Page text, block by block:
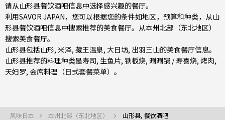
请从山形县餐饮酒吧信息中选择感兴趣的餐厅。
利用SAVOR JAPAN，您可以根据您的条件如地区，预算和种类，从山
形县餐饮酒吧信息中搜索推荐的美食餐厅。从本州北部（东北地区）
搜索美食餐厅。
山形县包括山形, 米泽, 藏王温泉, 大日坊, 出羽三山的美食餐厅信息。
山形县推荐的料理种类是寿司, 生鱼片, 铁板烧, 涮涮锅 / 寿喜烧, 烤肉,
天妇罗, 会席料理（日式套餐菜单） 。
风味日本 本州北部（东北地区） 山形县, 餐饮酒吧